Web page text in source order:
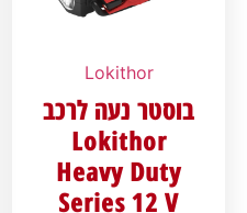
Lokithor
בוסטר נעה לרכב
Lokithor
Heavy Duty
Series 12 V